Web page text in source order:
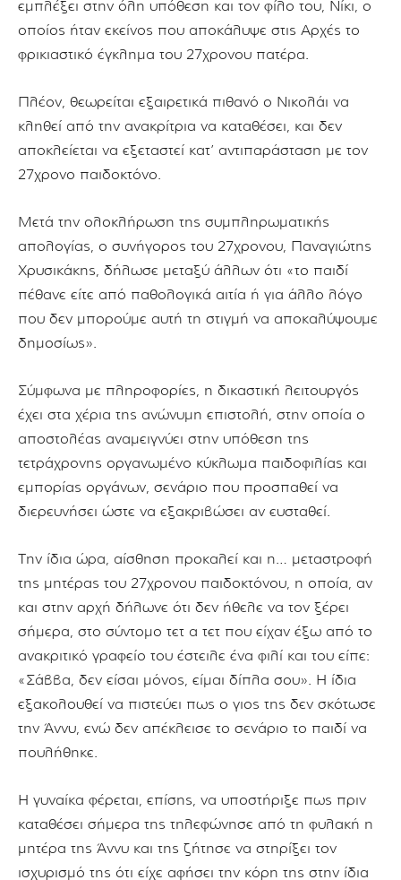
εμπλέξει στην όλη υπόθεση και τον φίλο του, Νίκι, ο
οποίος ήταν εκείνος που αποκάλυψε στις Aρχές το
φρικιαστικό έγκλημα του 27χρονου πατέρα.
Πλέον, θεωρείται εξαιρετικά πιθανό ο Νικολάι να
κληθεί από την ανακρίτρια να καταθέσει, και δεν
αποκλείεται να εξεταστεί κατ’ αντιπαράσταση με τον
27χρονο παιδοκτόνο.
Μετά την ολοκλήρωση της συμπληρωματικής
απολογίας, ο συνήγορος του 27χρονου, Παναγιώτης
Χρυσικάκης, δήλωσε μεταξύ άλλων ότι «το παιδί
πέθανε είτε από παθολογικά αιτία ή για άλλο λόγο
που δεν μπορούμε αυτή τη στιγμή να αποκαλύψουμε
δημοσίως».
Σύμφωνα με πληροφορίες, η δικαστική λειτουργός
έχει στα χέρια της ανώνυμη επιστολή, στην οποία ο
αποστολέας αναμειγνύει στην υπόθεση της
τετράχρονης οργανωμένο κύκλωμα παιδοφιλίας και
εμπορίας οργάνων, σενάριο που προσπαθεί να
διερευνήσει ώστε να εξακριβώσει αν ευσταθεί.
Την ίδια ώρα, αίσθηση προκαλεί και η… μεταστροφή
της μητέρας του 27χρονου παιδοκτόνου, η οποία, αν
και στην αρχή δήλωνε ότι δεν ήθελε να τον ξέρει
σήμερα, στο σύντομο τετ α τετ που είχαν έξω από το
ανακριτικό γραφείο του έστειλε ένα φιλί και του είπε:
«Σάββα, δεν είσαι μόνος, είμαι δίπλα σου». Η ίδια
εξακολουθεί να πιστεύει πως ο γιος της δεν σκότωσε
την Άννυ, ενώ δεν απέκλεισε το σενάριο το παιδί να
πουλήθηκε.
Η γυναίκα φέρεται, επίσης, να υποστήριξε πως πριν
καταθέσει σήμερα της τηλεφώνησε από τη φυλακή η
μητέρα της Άννυ και της ζήτησε να στηρίξει τον
ισχυρισμό της ότι είχε αφήσει την κόρη της στην ίδια